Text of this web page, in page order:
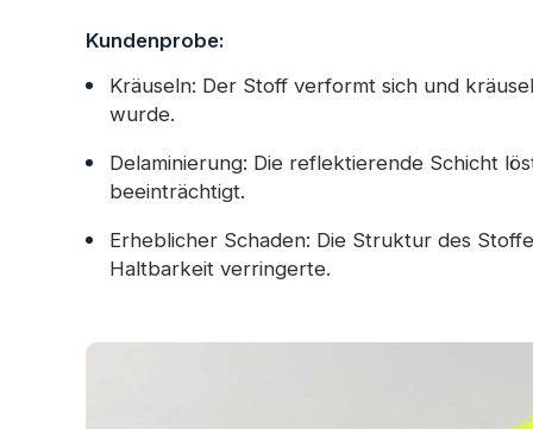
Kundenprobe:
Kräuseln: Der Stoff verformt sich und
wurde.
Delaminierung: Die reflektierende Schicht
beeinträchtigt.
Erheblicher Schaden: Die Struktur des
Haltbarkeit verringerte.